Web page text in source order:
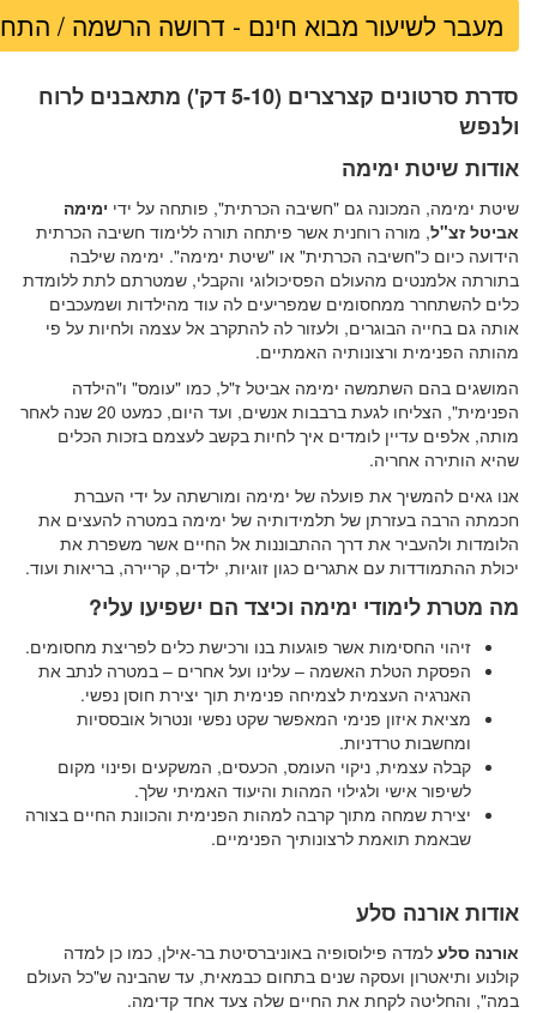
מעבר לשיעור מבוא חינם - דרושה הרשמה /
סדרת סרטונים קצרצרים (5-10 דק') מתאבנים לרוח
ולנפש
אודות שיטת ימימה
שיטת ימימה, המכונה גם "חשיבה הכרתית", פותחה על ידי ימימה
אביטל זצ"ל, מורה רוחנית אשר פיתחה תורה ללימוד חשיבה הכרתית
הידועה כיום כ"חשיבה הכרתית" או "שיטת ימימה". ימימה שילבה
בתורתה אלמנטים מהעולם הפסיכולוגי והקבלי, שמטרתם לתת ללומדת
כלים להשתחרר ממחסומים שמפריעים לה עוד מהילדות ושמעכבים
אותה גם בחייה הבוגרים, ולעזור לה להתקרב אל עצמה ולחיות על פי
מהותה הפנימית ורצונותיה האמתיים.
המושגים בהם השתמשה ימימה אביטל ז"ל, כמו "עומס" ו"הילדה
הפנימית", הצליחו לגעת ברבבות אנשים, ועד היום, כמעט 20 שנה לאחר
מותה, אלפים עדיין לומדים איך לחיות בקשב לעצמם בזכות הכלים
שהיא הותירה אחריה.
אנו גאים להמשיך את פועלה של ימימה ומורשתה על ידי העברת
חכמתה הרבה בעזרתן של תלמידותיה של ימימה במטרה להעצים את
הלומדות ולהעביר את דרך ההתבוננות אל החיים אשר משפרת את
יכולת ההתמודדות עם אתגרים כגון זוגיות, ילדים, קריירה, בריאות ועוד.
מה מטרת לימודי ימימה וכיצד הם ישפיעו עלי?
זיהוי החסימות אשר פוגעות בנו ורכישת כלים לפריצת מחסומים.
הפסקת הטלת האשמה – עלינו ועל אחרים – במטרה לנתב את
האנרגיה העצמית לצמיחה פנימית תוך יצירת חוסן נפשי.
מציאת איזון פנימי המאפשר שקט נפשי ונטרול אובססיות
ומחשבות טרדניות.
קבלה עצמית, ניקוי העומס, הכעסים, המשקעים ופינוי מקום
לשיפור אישי ולגילוי המהות והיעוד האמיתי שלך.
יצירת שמחה מתוך קרבה למהות הפנימית והכוונת החיים בצורה
שבאמת תואמת לרצונותיך הפנימיים.
אודות אורנה סלע
אורנה סלע למדה פילוסופיה באוניברסיטת בר-אילן, כמו כן למדה
קולנוע ותיאטרון ועסקה שנים בתחום כבמאית, עד שהבינה ש"כל העולם
במה", והחליטה לקחת את החיים שלה צעד אחד קדימה.